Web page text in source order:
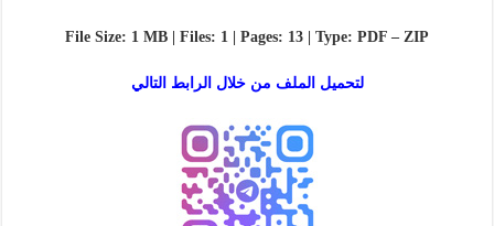
File Size: 1 MB | Files: 1 | Pages: 13 | Type: PDF – ZIP
لتحميل الملف من خلال الرابط التالي